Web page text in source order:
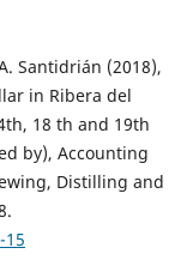
Santidrián (2018),
in Ribera del
18 th and 19th
by), Accounting
Distilling and